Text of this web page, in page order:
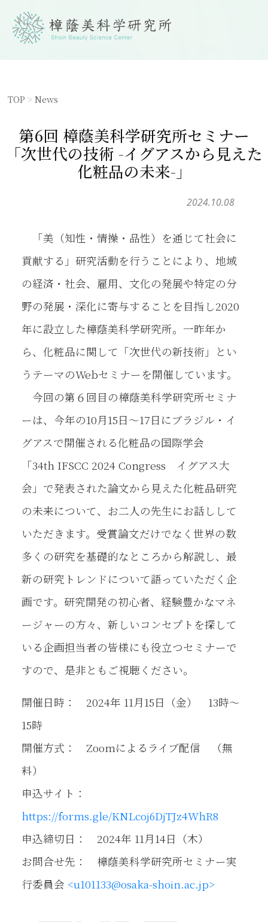
TOP >News
第6回 樟蔭美科学研究所セミナー
「次世代の技術 -イグアスから見えた
化粧品の未来-」
2024.10.08
「美（知性・情操・品性）を通じて社会に
貢献する」研究活動を行うことにより、地域
の経済・社会、雇用、文化の発展や特定の分
野の発展・深化に寄与することを目指し2020
年に設立した樟蔭美科学研究所。一昨年か
ら、化粧品に関して「次世代の新技術」とい
うテーマのWebセミナーを開催しています。
今回の第６回目の樟蔭美科学研究所セミナ
ーは、今年の10月15日～17日にブラジル・イ
グアスで開催される化粧品の国際学会
「34th IFSCC 2024 Congress イグアス大
会」で発表された論文から見えた化粧品研究
の未来について、お二人の先生にお話しして
いただきます。受賞論文だけでなく世界の数
多くの研究を基礎的なところから解説し、最
新の研究トレンドについて語っていただく企
画です。研究開発の初心者、経験豊かなマネ
ージャーの方々、新しいコンセプトを探して
いる企画担当者の皆様にも役立つセミナーで
すので、是非ともご視聴ください。
開催日時： 2024年 11月15日（金） 13時～
15時
開催方式： Zoomによるライブ配信 （無
料）
申込サイト：
https://forms.gle/KNLcoj6DjTJz4WhR8
申込締切日： 2024年 11月14日（木）
お問合せ先： 樟蔭美科学研究所セミナー実
行委員会 <u101133@osaka-shoin.ac.jp>